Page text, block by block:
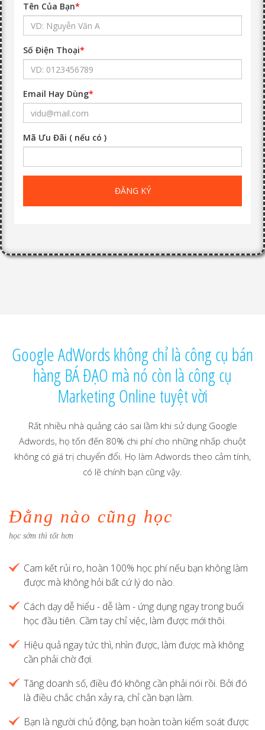
Tên Của Bạn*
Số Điện Thoại*
Email Hay Dùng*
Mã Ưu Đãi ( nếu có )
ĐĂNG KÝ
Google AdWords không chỉ là công cụ bán
hàng BÁ ĐẠO mà nó còn là công cụ
Marketing Online tuyệt vời
Rất nhiều nhà quảng cáo sai lầm khi sử dụng Google
Adwords, họ tốn đến 80% chi phí cho những nhấp chuột
không có giá trị chuyển đổi. Họ làm Adwords theo cảm tính,
có lẽ chính bạn cũng vậy.
Đằng nào cũng học
học sớm thì tốt hơn
Cam kết rủi ro, hoàn 100% học phí nếu bạn không làm
được mà không hỏi bất cứ lý do nào.
Cách dạy dễ hiểu - dễ làm - ứng dụng ngay trong buổi
học đầu tiên. Cầm tay chỉ việc, làm được mới thôi.
Hiệu quả ngay tức thì, nhìn được, làm được mà không
cần phải chờ đợi.
Tăng doanh số, điều đó không cần phải nói rồi. Bởi đó
là điều chắc chắn xảy ra, chỉ cần bạn làm.
Bạn là người chủ động, bạn hoàn toàn kiểm soát được